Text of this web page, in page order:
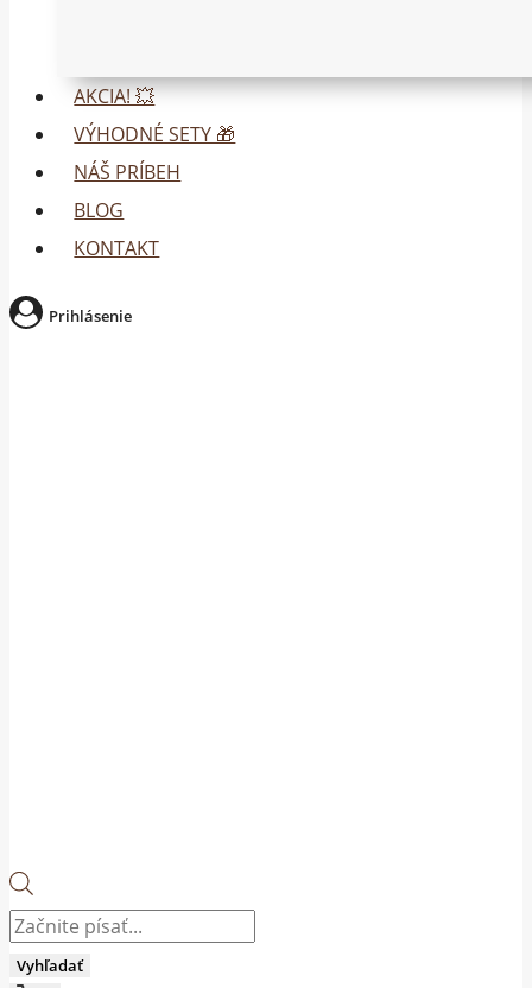
AKCIA! 💥
VÝHODNÉ SETY 🎁
NÁŠ PRÍBEH
BLOG
KONTAKT
Prihlásenie
Products
search
Vyhľadať